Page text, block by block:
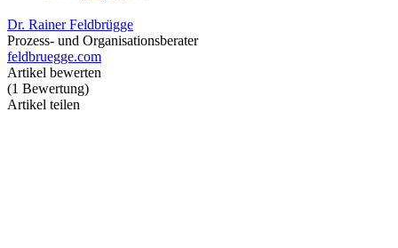
Dr. Rainer Feldbrügge
Prozess- und Organisationsberater
feldbruegge.com
Artikel bewerten
(1 Bewertung)
Artikel teilen